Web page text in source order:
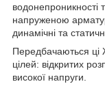
водонепроникності
напруженою
динамічні та
Передбачаються
цілей: відкритих
високої напруги.